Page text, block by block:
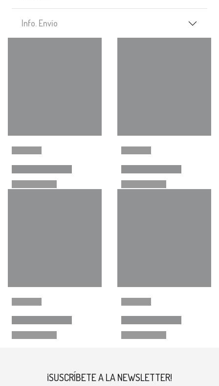
Info. Envío
¡SUSCRÍBETE A LA NEWSLETTER!